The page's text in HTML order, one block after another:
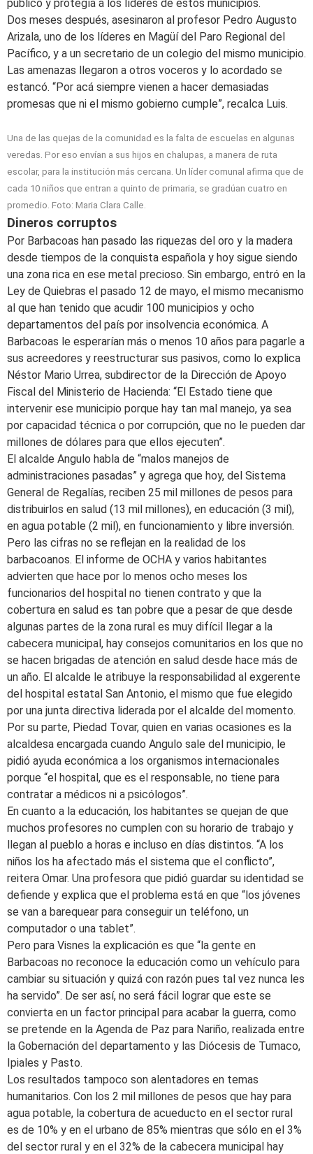
público y protegía a los líderes de estos municipios.
Dos meses después, asesinaron al profesor Pedro Augusto
Arizala, uno de los líderes en Magüí del Paro Regional del
Pacífico, y a un secretario de un colegio del mismo municipio.
Las amenazas llegaron a otros voceros y lo acordado se
estancó. “Por acá siempre vienen a hacer demasiadas
promesas que ni el mismo gobierno cumple”, recalca Luis.
Una de las quejas de la comunidad es la falta de escuelas en algunas
veredas. Por eso envían a sus hijos en chalupas, a manera de ruta
escolar, para la institución más cercana. Un líder comunal afirma que de
cada 10 niños que entran a quinto de primaria, se gradúan cuatro en
promedio. Foto: Maria Clara Calle.
Dineros corruptos
Por Barbacoas han pasado las riquezas del oro y la madera
desde tiempos de la conquista española y hoy sigue siendo
una zona rica en ese metal precioso. Sin embargo, entró en la
Ley de Quiebras el pasado 12 de mayo, el mismo mecanismo
al que han tenido que acudir 100 municipios y ocho
departamentos del país por insolvencia económica. A
Barbacoas le esperarían más o menos 10 años para pagarle a
sus acreedores y reestructurar sus pasivos, como lo explica
Néstor Mario Urrea, subdirector de la Dirección de Apoyo
Fiscal del Ministerio de Hacienda: “El Estado tiene que
intervenir ese municipio porque hay tan mal manejo, ya sea
por capacidad técnica o por corrupción, que no le pueden dar
millones de dólares para que ellos ejecuten”.
El alcalde Angulo habla de “malos manejos de
administraciones pasadas” y agrega que hoy, del Sistema
General de Regalías, reciben 25 mil millones de pesos para
distribuirlos en salud (13 mil millones), en educación (3 mil),
en agua potable (2 mil), en funcionamiento y libre inversión.
Pero las cifras no se reflejan en la realidad de los
barbacoanos. El informe de OCHA y varios habitantes
advierten que hace por lo menos ocho meses los
funcionarios del hospital no tienen contrato y que la
cobertura en salud es tan pobre que a pesar de que desde
algunas partes de la zona rural es muy difícil llegar a la
cabecera municipal, hay consejos comunitarios en los que no
se hacen brigadas de atención en salud desde hace más de
un año. El alcalde le atribuye la responsabilidad al exgerente
del hospital estatal San Antonio, el mismo que fue elegido
por una junta directiva liderada por el alcalde del momento.
Por su parte, Piedad Tovar, quien en varias ocasiones es la
alcaldesa encargada cuando Angulo sale del municipio, le
pidió ayuda económica a los organismos internacionales
porque “el hospital, que es el responsable, no tiene para
contratar a médicos ni a psicólogos”.
En cuanto a la educación, los habitantes se quejan de que
muchos profesores no cumplen con su horario de trabajo y
llegan al pueblo a horas e incluso en días distintos. “A los
niños los ha afectado más el sistema que el conflicto”,
reitera Omar. Una profesora que pidió guardar su identidad se
defiende y explica que el problema está en que “los jóvenes
se van a barequear para conseguir un teléfono, un
computador o una tablet”.
Pero para Visnes la explicación es que “la gente en
Barbacoas no reconoce la educación como un vehículo para
cambiar su situación y quizá con razón pues tal vez nunca les
ha servido”. De ser así, no será fácil lograr que este se
convierta en un factor principal para acabar la guerra, como
se pretende en la Agenda de Paz para Nariño, realizada entre
la Gobernación del departamento y las Diócesis de Tumaco,
Ipiales y Pasto.
Los resultados tampoco son alentadores en temas
humanitarios. Con los 2 mil millones de pesos que hay para
agua potable, la cobertura de acueducto en el sector rural
es de 10% y en el urbano de 85% mientras que sólo en el 3%
del sector rural y en el 32% de la cabecera municipal hay